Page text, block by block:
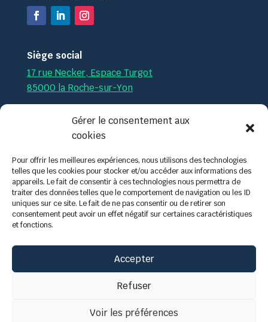
Gérer le consentement aux
cookies
Pour offrir les meilleures expériences, nous utilisons des technologies
telles que les cookies pour stocker et/ou accéder aux informations des
appareils. Le fait de consentir à ces technologies nous permettra de
traiter des données telles que le comportement de navigation ou les ID
uniques sur ce site. Le fait de ne pas consentir ou de retirer son
consentement peut avoir un effet négatif sur certaines caractéristiques
et fonctions.
Accepter
Refuser
Voir les préférences
Siège social
17 rue Necker, Espace Turgot
85000 la Roche-sur-Yon
Par téléphone :02.51.36.35.57